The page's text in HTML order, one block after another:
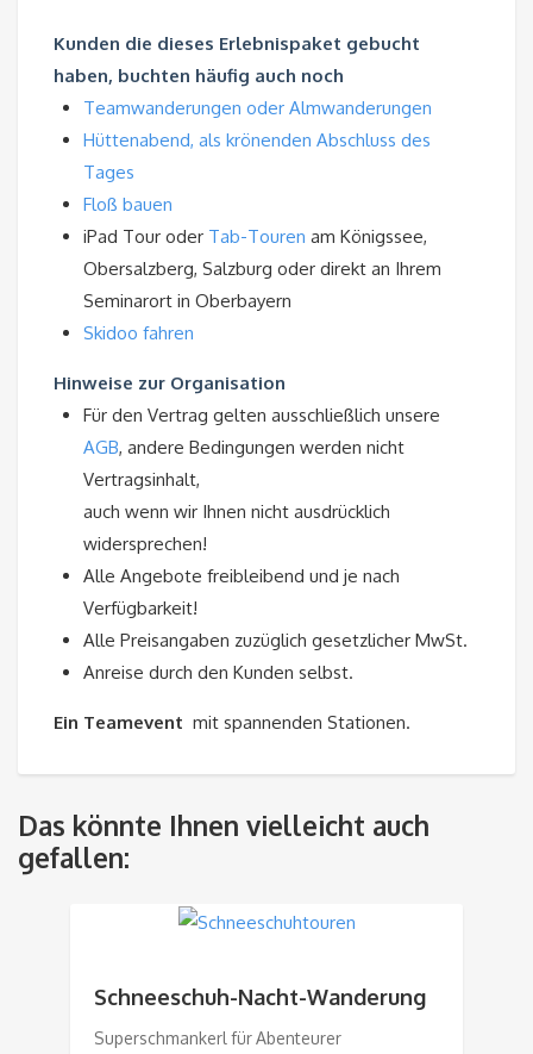
Kunden die dieses Erlebnispaket gebucht
haben, buchten häufig auch noch
Teamwanderungen oder Almwanderungen
Hüttenabend, als krönenden Abschluss des
Tages
Floß bauen
iPad Tour oder Tab-Touren am Königssee,
Obersalzberg, Salzburg oder direkt an Ihrem
Seminarort in Oberbayern
Skidoo fahren
Hinweise zur Organisation
Für den Vertrag gelten ausschließlich unsere
AGB, andere Bedingungen werden nicht
Vertragsinhalt,
auch wenn wir Ihnen nicht ausdrücklich
widersprechen!
Alle Angebote freibleibend und je nach
Verfügbarkeit!
Alle Preisangaben zuzüglich gesetzlicher MwSt.
Anreise durch den Kunden selbst.
Ein Teamevent mit spannenden Stationen.
Das könnte Ihnen vielleicht auch
gefallen:
Schneeschuh-Nacht-Wanderung
Superschmankerl für Abenteurer